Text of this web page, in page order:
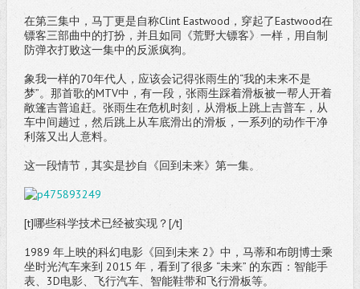
在第三集中，马丁更是自称Clint Eastwood，穿起了Eastwood在
镖客三部曲中的打扮，并且如同《荒野大镖客》一样，用自制
防弹衣打败这一集中的反派疯狗。
象我一样的70年代人，应该会记得张雨生的“我的未来不是
梦”。那首歌的MTV中，有一段，张雨生踩着滑板被一帮人开着
敞篷吉普追赶。张雨生在危机时刻，从滑板上跳上吉普车，从
车中间趟过，然后跳上从车底滑出的滑板，一系列的动作干净
利落又出人意料。
这一段情节，其实是抄自《回到未来》第一集。
[t]哪些科学技术已经被实现？[/t]
1989 年上映的科幻电影《回到未来 2》中，马蒂和布朗博士乘
坐时光汽车来到 2015 年，看到了很多 “未来” 的东西：智能手
表、3D电影、飞行汽车、智能鞋带和飞行滑板等。